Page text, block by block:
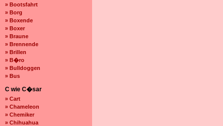
» Bootsfahrt
» Borg
» Boxende
» Boxer
» Braune
» Brennende
» Brillen
» B�ro
» Bulldoggen
» Bus
C wie C�sar
» Cart
» Chameleon
» Chemiker
» Chihuahua